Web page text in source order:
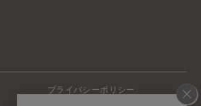
プライバシーポリシー